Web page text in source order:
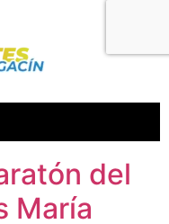
del
María